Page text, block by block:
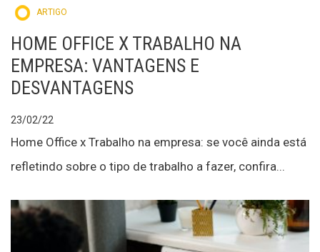
ARTIGO
HOME OFFICE X TRABALHO NA
EMPRESA: VANTAGENS E
DESVANTAGENS
23/02/22
Home Office x Trabalho na empresa: se você ainda está
refletindo sobre o tipo de trabalho a fazer, confira...